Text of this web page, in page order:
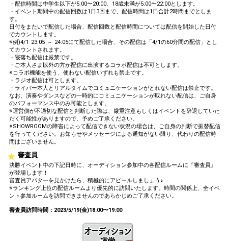
・配信時間は中学生以下が5:00〜20:00、18歳未満が5:00〜22:00とします。
・イベント期間中の配信回数は1日3回まで、配信時間は1日合計2時間までとしま
す。
日付をまたいで配信した場合、配信回数と配信時間については配信を開始した日付
でカウントします。
※例)4/1 23:05 ～ 24:05にて配信した場合、その配信は「4/1の60分間の配信」とし
てカウントされます。
・寝落ち配信は厳禁です。
・ご本人さま以外の方が配信に出演するコラボ配信は不可とします。
※コラボ機能を使う、使わない配信いずれも禁止です。
・ラジオ配信は可とします。
・ライバー本人とリアルタイムでコミュニケーションがとれない配信は禁止です。
なお、演奏やダンスなどの一時的にコミュニケーションが取れない配信は、ご自身
のパフォーマンス中のみ可能とします。
※運営側が不適切な配信と判断した際は、厳重注意もしくはイベントを辞退していた
だく可能性がありますので、予めご了承ください。
※SHOWROOMの障害によって配信できない状況の場合は、ご自身の判断で振替配信
を行ってください。お知らせやメッセージによる通知がない限り、代わりの配信時
間はございません。
審査員
決勝イベント中の下記日時に、オーディション参加中の各配信ルームに『審査員』
が登場します！
審査員アバターを見かけたら、積極的にアピールしましょう♪
※ランキング上位の配信ルームより優先的に訪問いたします。時間の関係上、全イベ
ント参加ルームを訪問できませんのであらかじめご了承ください。
審査員訪問時間：2023/5/19(金)18:00〜19:00